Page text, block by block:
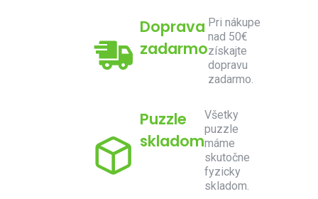
Doprava
zadarmo
Pri nákupe
nad 50€
získajte
dopravu
zadarmo.
Puzzle
skladom
Všetky
puzzle
máme
skutočne
fyzicky
skladom.